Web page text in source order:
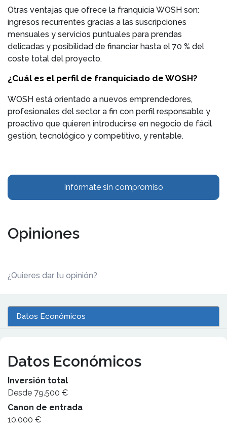
Otras ventajas que ofrece la franquicia WOSH son:
ingresos recurrentes gracias a las suscripciones
mensuales y servicios puntuales para prendas
delicadas y posibilidad de financiar hasta el 70 % del
coste total del proyecto.
¿Cuál es el perfil de franquiciado de WOSH?
WOSH está orientado a nuevos emprendedores,
profesionales del sector a fin con perfil responsable y
proactivo que quieren introducirse en negocio de fácil
gestión, tecnológico y competitivo, y rentable.
Infórmate sin compromiso
Opiniones
¿Quieres dar tu opinión?
Datos Económicos
Datos Económicos
Inversión total
Desde 79.500 €
Canon de entrada
10.000 €